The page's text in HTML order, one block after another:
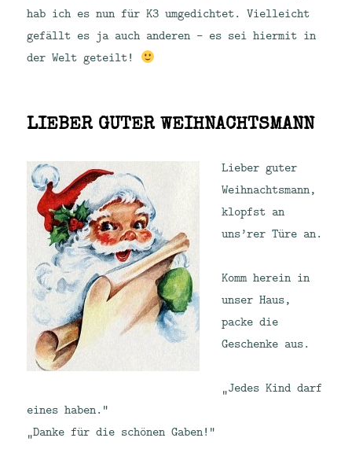
hab ich es nun für K3 umgedichtet. Vielleicht
gefällt es ja auch anderen – es sei hiermit in
der Welt geteilt!
LIEBER GUTER WEIHNACHTSMANN
Lieber guter
Weihnachtsmann,
klopfst an
uns’rer Türe an.
Komm herein in
unser Haus,
packe die
Geschenke aus.
„Jedes Kind darf
eines haben.“
„Danke für die schönen Gaben!“